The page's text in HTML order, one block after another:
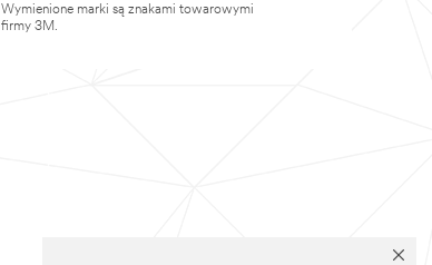
Wymienione marki są znakami towarowymi
firmy 3M.